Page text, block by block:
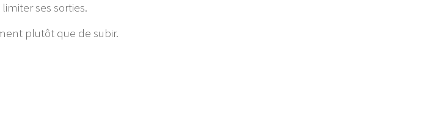
ses sorties.
plutôt que de subir.